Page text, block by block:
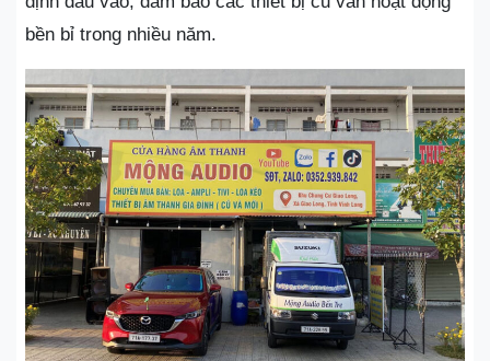
bền bỉ trong nhiều năm.